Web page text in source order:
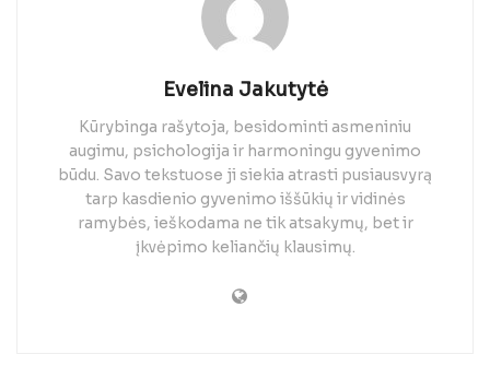
Evelina Jakutytė
Kūrybinga rašytoja, besidominti asmeniniu
augimu, psichologija ir harmoningu gyvenimo
būdu. Savo tekstuose ji siekia atrasti pusiausvyrą
tarp kasdienio gyvenimo iššūkių ir vidinės
ramybės, ieškodama ne tik atsakymų, bet ir
įkvėpimo keliančių klausimų.